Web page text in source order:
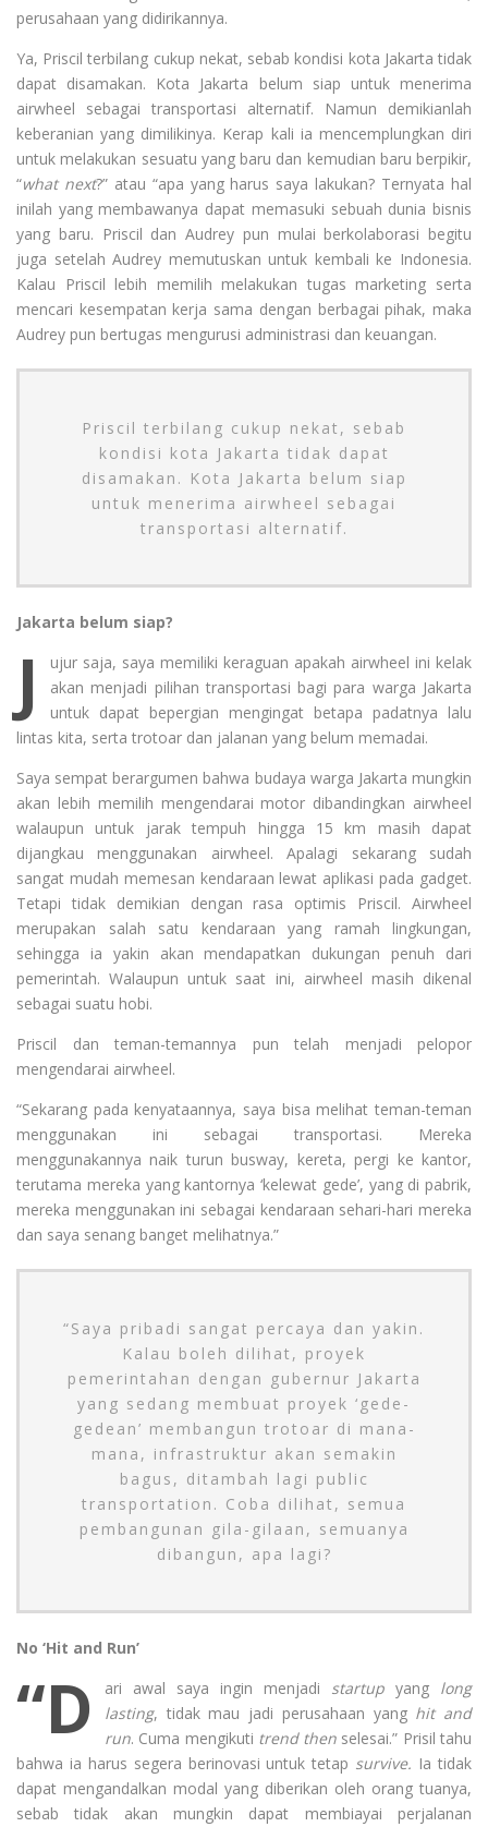
perusahaan yang didirikannya.
Ya, Priscil terbilang cukup nekat, sebab kondisi kota Jakarta tidak
dapat disamakan. Kota Jakarta belum siap untuk menerima
airwheel sebagai transportasi alternatif. Namun demikianlah
keberanian yang dimilikinya. Kerap kali ia mencemplungkan diri
untuk melakukan sesuatu yang baru dan kemudian baru berpikir,
“what next?” atau “apa yang harus saya lakukan? Ternyata hal
inilah yang membawanya dapat memasuki sebuah dunia bisnis
yang baru. Priscil dan Audrey pun mulai berkolaborasi begitu
juga setelah Audrey memutuskan untuk kembali ke Indonesia.
Kalau Priscil lebih memilih melakukan tugas marketing serta
mencari kesempatan kerja sama dengan berbagai pihak, maka
Audrey pun bertugas mengurusi administrasi dan keuangan.
Priscil terbilang cukup nekat, sebab
kondisi kota Jakarta tidak dapat
disamakan. Kota Jakarta belum siap
untuk menerima airwheel sebagai
transportasi alternatif.
Jakarta belum siap?
J
ujur saja, saya memiliki keraguan apakah airwheel ini kelak
akan menjadi pilihan transportasi bagi para warga Jakarta
untuk dapat bepergian mengingat betapa padatnya lalu
lintas kita, serta trotoar dan jalanan yang belum memadai.
Saya sempat berargumen bahwa budaya warga Jakarta mungkin
akan lebih memilih mengendarai motor dibandingkan airwheel
walaupun untuk jarak tempuh hingga 15 km masih dapat
dijangkau menggunakan airwheel. Apalagi sekarang sudah
sangat mudah memesan kendaraan lewat aplikasi pada gadget.
Tetapi tidak demikian dengan rasa optimis Priscil. Airwheel
merupakan salah satu kendaraan yang ramah lingkungan,
sehingga ia yakin akan mendapatkan dukungan penuh dari
pemerintah. Walaupun untuk saat ini, airwheel masih dikenal
sebagai suatu hobi.
Priscil dan teman-temannya pun telah menjadi pelopor
mengendarai airwheel.
“Sekarang pada kenyataannya, saya bisa melihat teman-teman
menggunakan ini sebagai transportasi. Mereka
menggunakannya naik turun busway, kereta, pergi ke kantor,
terutama mereka yang kantornya ‘kelewat gede’, yang di pabrik,
mereka menggunakan ini sebagai kendaraan sehari-hari mereka
dan saya senang banget melihatnya.”
“Saya pribadi sangat percaya dan yakin.
Kalau boleh dilihat, proyek
pemerintahan dengan gubernur Jakarta
yang sedang membuat proyek ‘gede-
gedean’ membangun trotoar di mana-
mana, infrastruktur akan semakin
bagus, ditambah lagi public
transportation. Coba dilihat, semua
pembangunan gila-gilaan, semuanya
dibangun, apa lagi?
No ‘Hit and Run’
“D ari awal saya ingin menjadi startup yang long
lasting, tidak mau jadi perusahaan yang hit and
run. Cuma mengikuti trend then selesai.” Prisil tahu
bahwa ia harus segera berinovasi untuk tetap survive. Ia tidak
dapat mengandalkan modal yang diberikan oleh orang tuanya,
sebab tidak akan mungkin dapat membiayai perjalanan